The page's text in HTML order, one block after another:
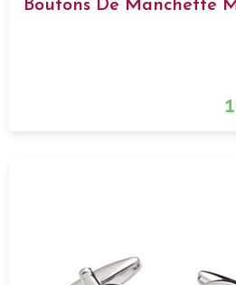
Boutons De Manchette